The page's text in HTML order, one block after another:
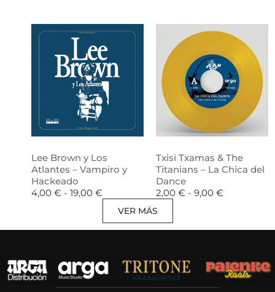
Lee Brown y Los
Atlantes – Vampiro y
Hackeado
4,00 € - 19,00 €
Txisi Txamas & The
Titanians – La Chica del
Dance
2,00 € - 9,00 €
VER MÁS